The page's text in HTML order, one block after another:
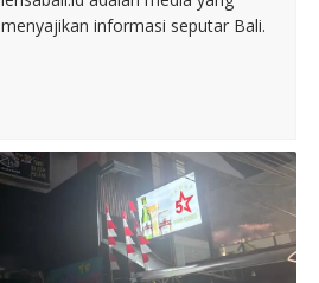
menyajikan informasi seputar Bali.